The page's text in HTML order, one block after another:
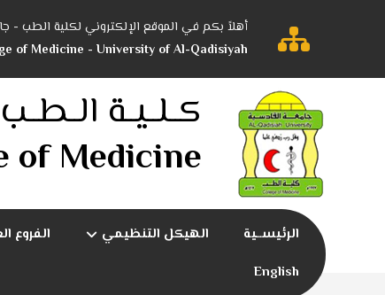
أهلاً بكم في الموقع الإلكتروني لكلية الطب -
of Medicine - University of Al-Qadisiyah
كــلــيــة الــطــب
of Medicine
الرئيســية الهيكل التنظيمي الفروع
English